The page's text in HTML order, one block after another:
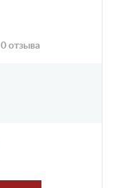
0 отзыва